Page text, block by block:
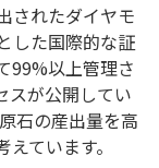
されたダイヤモ
した国際的な証
99%以上管理さ
スが公開してい
石の産出量を高
ています。